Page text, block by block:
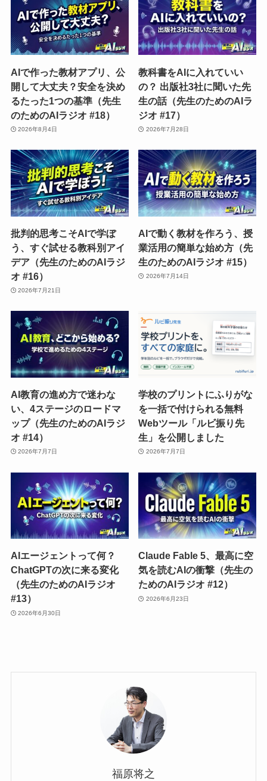
AIで作った教材アプリ、公
開して大丈夫？安全を決め
るたった1つの基準（先生
のためのAIラジオ #18）
2026年8月4日
教科書をAIに入れていい
の？ 出版社3社に聞いた先
生の話（先生のためのAIラ
ジオ #17）
2026年7月28日
批判的思考こそAIで学ぼ
う、すぐ試せる教科別アイ
デア（先生のためのAIラジ
オ #16）
2026年7月21日
AIで動く教材を作ろう、授
業活用の簡単な始め方（先
生のためのAIラジオ #15）
2026年7月14日
AI教育の進め方で迷わな
い、4ステージのロードマ
ップ（先生のためのAIラジ
オ #14）
2026年7月7日
学校のプリントにふりがな
を一括で付けられる無料
Webツール「ルビ振り先
生」を公開しました
2026年7月7日
AIエージェントって何？
ChatGPTの次に来る変化
（先生のためのAIラジオ
#13）
2026年6月30日
Claude Fable 5、最高に空
気を読むAIの衝撃（先生の
ためのAIラジオ #12）
2026年6月23日
福原将之